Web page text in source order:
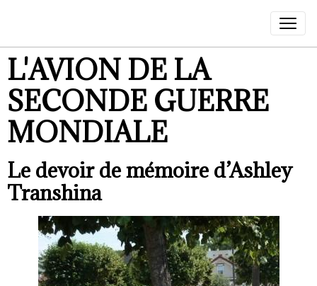
L'AVION DE LA
SECONDE GUERRE
MONDIALE
Le devoir de mémoire d’Ashley
Transhina